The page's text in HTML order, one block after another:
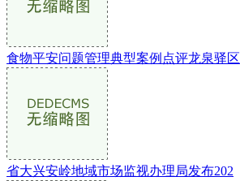
食物平安问题管理典型案例点评龙泉驿区
省大兴安岭地域市场监视办理局发布202